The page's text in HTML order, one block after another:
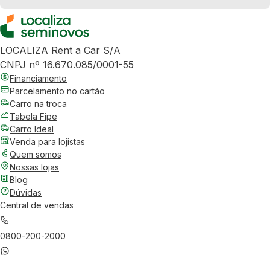
LOCALIZA Rent a Car S/A
CNPJ nº 16.670.085/0001-55
Financiamento
Parcelamento no cartão
Carro na troca
Tabela Fipe
Carro Ideal
Venda para lojistas
Quem somos
Nossas lojas
Blog
Dúvidas
Central de vendas
0800-200-2000